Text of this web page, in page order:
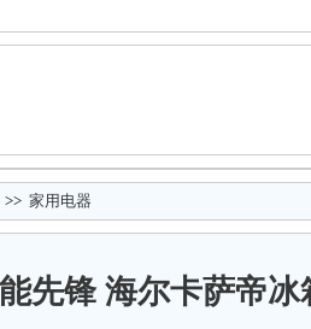
>> 家用电器
先锋 海尔卡萨帝冰